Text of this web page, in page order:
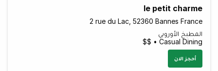
le petit charme
2 rue du Lac, 52360 Bannes France
المطبخ الأوروبي
Casual Dining • $$
أحجز الان